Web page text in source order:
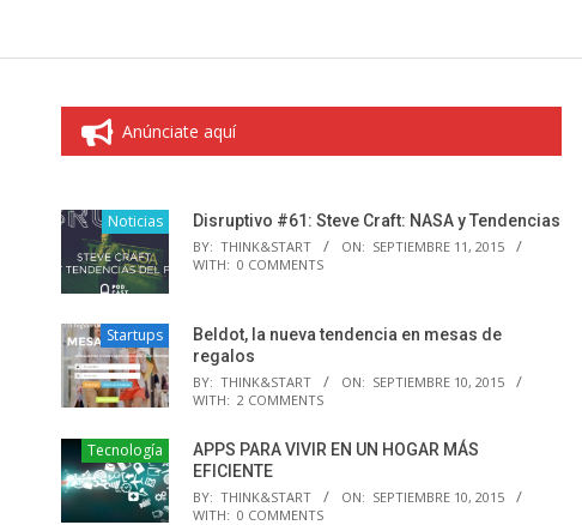
Anúnciate aquí
Noticias Disruptivo #61: Steve Craft: NASA y Tendencias
BY: THINK&START ON: SEPTIEMBRE 11, 2015
WITH: 0 COMMENTS
Startups
Beldot, la nueva tendencia en mesas de
regalos
BY: THINK&START ON: SEPTIEMBRE 10, 2015
WITH: 2 COMMENTS
Tecnología
APPS PARA VIVIR EN UN HOGAR MÁS
EFICIENTE
BY: THINK&START ON: SEPTIEMBRE 10, 2015
WITH: 0 COMMENTS